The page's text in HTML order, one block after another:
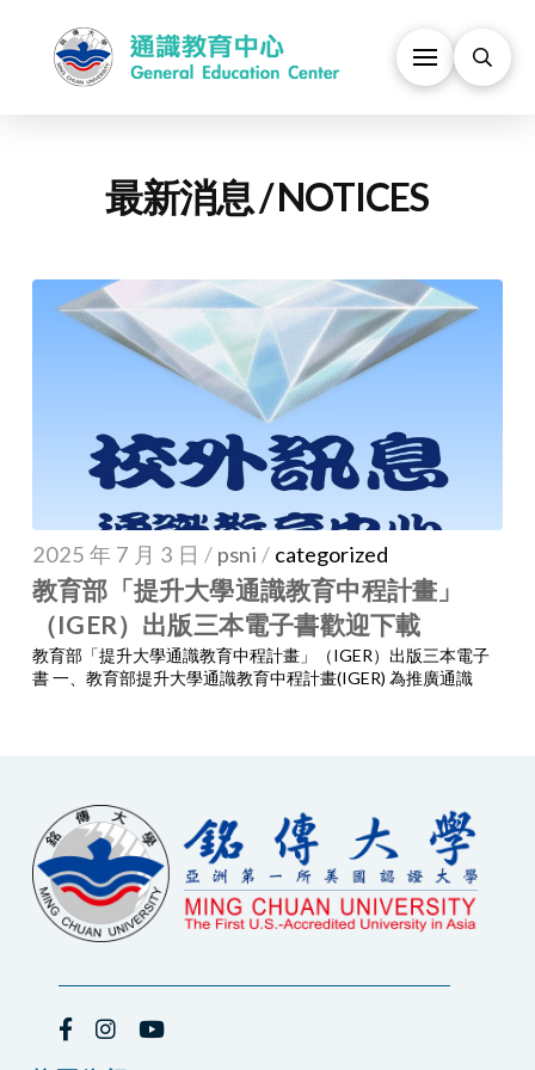
最新消息 / NOTICES
2025 年 7 月 3 日 / psni / categorized
教育部「提升大學通識教育中程計畫」
（IGER）出版三本電子書歡迎下載
教育部「提升大學通識教育中程計畫」（IGER）出版三本電子
書 一、教育部提升大學通識教育中程計畫(IGER) 為推廣通識